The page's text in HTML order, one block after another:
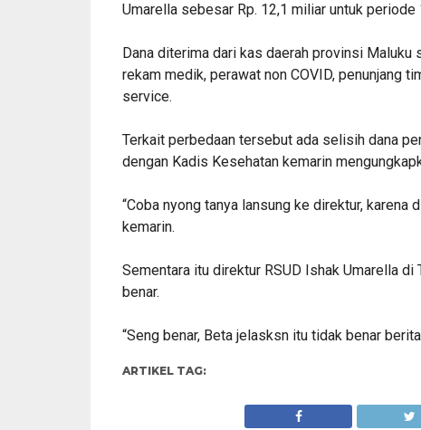
Umarella sebesar Rp. 12,1 miliar untuk
Dana diterima dari kas daerah provinsi
rekam medik, perawat non COVID, penunjang
service.
Terkait perbedaan tersebut ada selisih dana
dengan Kadis Kesehatan kemarin
“Coba nyong tanya lansung ke direktur,
kemarin.
Sementara itu direktur RSUD Ishak Umarella
benar.
“Seng benar, Beta jelasksn itu tidak benar
ARTIKEL TAG: